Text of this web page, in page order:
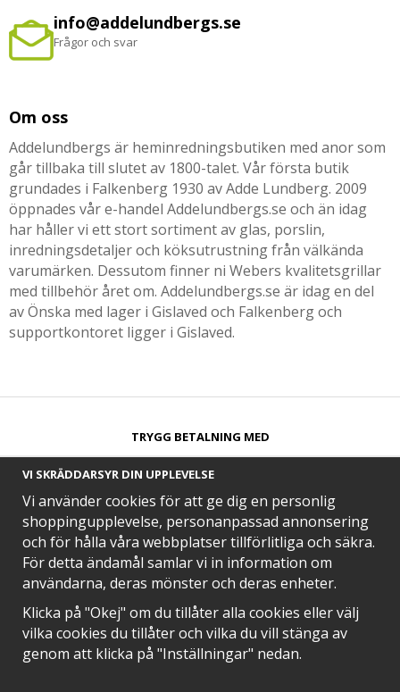
info@addelundbergs.se
Frågor och svar
Om oss
Addelundbergs är heminredningsbutiken med anor som
går tillbaka till slutet av 1800-talet. Vår första butik
grundades i Falkenberg 1930 av Adde Lundberg. 2009
öppnades vår e-handel Addelundbergs.se och än idag
har håller vi ett stort sortiment av glas, porslin,
inredningsdetaljer och köksutrustning från välkända
varumärken. Dessutom finner ni Webers kvalitetsgrillar
med tillbehör året om. Addelundbergs.se är idag en del
av Önska med lager i Gislaved och Falkenberg och
supportkontoret ligger i Gislaved.
TRYGG BETALNING MED​
SNABB LEVERANS MED
EN DEL AV
VI SKRÄDDARSYR DIN UPPLEVELSE
Vi använder cookies för att ge dig en personlig
shoppingupplevelse, personanpassad annonsering
och för hålla våra webbplatser tillförlitliga och säkra.
För detta ändamål samlar vi in information om
användarna, deras mönster och deras enheter.
Klicka på "Okej" om du tillåter alla cookies eller välj
vilka cookies du tillåter och vilka du vill stänga av
genom att klicka på "Inställningar" nedan.